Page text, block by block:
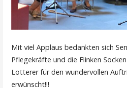
Mit viel Applaus bedankten sich
Pflegekräfte und die Flinken
Lotterer für den wundervollen
erwünscht!!!